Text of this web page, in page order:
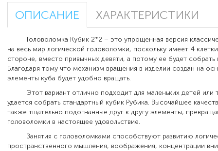
ОПИСАНИЕ ХАРАКТЕРИСТИКИ
Головоломка Кубик 2*2 – это упрощенная версия
на весь мир логической головоломки, поскольку имеет 4
стороне, вместо привычных девяти, а потому ее будет собрать
Благодаря тому что механизм вращения в изделии создан на
элементы куба будет удобно вращать.
Этот вариант отлично подходит для маленьких детей или
удается собрать стандартный кубик Рубика. Высочайшее
также тщательно подогнанные друг к другу элементы,
головоломки в настоящее удовольствие.
Занятия с головоломками способствуют развитию
пространственного мышления, воображения, концентрации